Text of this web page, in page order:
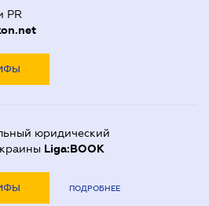
PR
юридический
Liga:BOOK
ПОДРОБНЕЕ